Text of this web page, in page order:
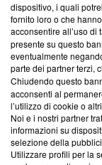
ancora membro
parte; Trust
conformità agli
Su di noi
Team editoriale
Corporate
Redazione
dispositivo, i quali
fornito loro o che
acconsentire all’uso
presente su questo
eventualmente
parte dei partner terzi,
Chiudendo questo
acconsenti al
l’utilizzo di cookie o
Noi e i nostri partner
informazioni su
selezione della
Utilizzare profili per la